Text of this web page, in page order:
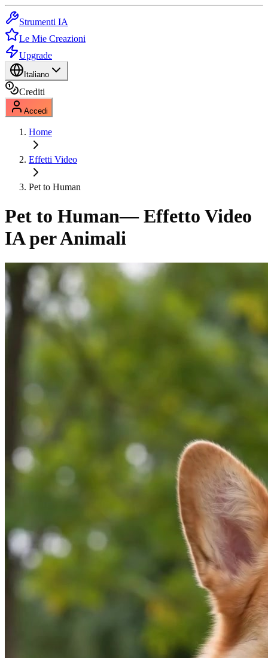
Strumenti IA
Le Mie Creazioni
Upgrade
Italiano
Crediti
Accedi
Home
Effetti Video
Pet to Human
Pet to Human— Effetto Video
IA per Animali